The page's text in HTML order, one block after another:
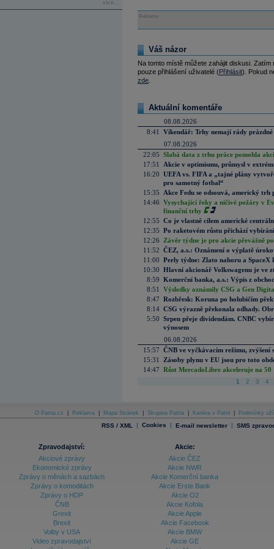
více...
Reklama
Váš názor
Na tomto místě můžete zahájit diskusi.
pouze přihlášení uživatelé (Přihlásit). Pokud
zde
Aktuální komentáře
08.08.2026
8:41
Víkendář: Trhy nemají rády prázdné
07.08.2026
22:05 Slabá data z trhu práce pomohla
17:51
Akcie v optimismu, průmysl v
16:20 UEFA vs. FIFA a „tajné plány
pro samotný fotbal“
15:35
Akce Fedu se odsouvá, americký
14:46 Vysychající řeky a ničivé požáry v
finanční trhy
12:55 Co je vlastně cílem americké
12:35 Po raketovém růstu přichází
12:26
Závěr týdne je pro akcie převážně
11:52 ČEZ, a.s.: Oznámení o výplatě
11:00 Perly týdne: Zlato nahoru a SpaceX
10:30 Hlavní akcionář Volkswagenu je ve
8:59 Komerční banka, a.s.: Výpis z
8:51
Výsledky oznámily CSG a Gen
8:47 Rozbřesk: Koruna po holubičím
8:14 CSG výrazně překonala odhady.
5:50 Srpen přeje dividendám. CNBC
výnosem
06.08.2026
15:57 ČNB ve vyčkávacím režimu, zvýšení
15:31
Zásoby plynu v EU jsou pro toto
14:47 Růst MercadoLibre akceleruje na
1 2 3 4
O Patria.cz Reklama Mapa Stránek Skupina Patria Kariéra v Patrii Podmínky
RSS / XML | Cookies | E-mail newsletter | SMS
Zpravodajství:
Akciové zprávy
Ekonomické zprávy
Zprávy o měnách a sazbách
Zprávy o komoditách
Zprávy o HDP
ČNB
Grexit
Brexit
Volby v USA
Video zpravodajství
Akcie:
Akcie ČEZ
Akcie NWR
Akcie Komerční banka
Akcie Erste Bank
Akcie O2
Akcie Kofola
Akcie Apple
Akcie Facebook
Akcie BMW
Akcie GE